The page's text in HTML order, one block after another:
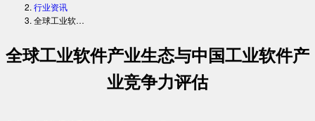
行业资讯
全球工业软…
全球工业软件产业生态与中国工业软件产
业竞争力评估